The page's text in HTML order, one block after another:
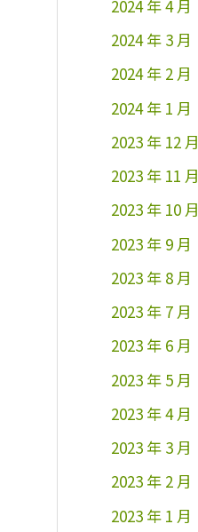
2024 年 4 月
2024 年 3 月
2024 年 2 月
2024 年 1 月
2023 年 12 月
2023 年 11 月
2023 年 10 月
2023 年 9 月
2023 年 8 月
2023 年 7 月
2023 年 6 月
2023 年 5 月
2023 年 4 月
2023 年 3 月
2023 年 2 月
2023 年 1 月